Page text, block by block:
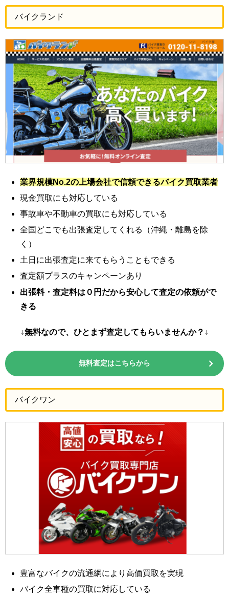
バイクランド
業界規模No.2の上場会社で信頼できるバイク買取業者
現金買取にも対応している
事故車や不動車の買取にも対応している
全国どこでも出張査定してくれる（沖縄・離島を除
く）
土日に出張査定に来てもらうこともできる
査定額プラスのキャンペーンあり
出張料・査定料は０円だから安心して査定の依頼がで
きる
↓無料なので、ひとまず査定してもらいませんか？↓
無料査定はこちらから
バイクワン
豊富なバイクの流通網により高価買取を実現
バイク全車種の買取に対応している